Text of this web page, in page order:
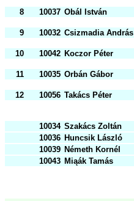
8
10037 Obál István
9
10032 Csizmadia András
10
10042 Koczor Péter
11
10035 Orbán Gábor
12
10056 Takács Péter
10034 Szakács Zoltán
10036 Huncsik László
10039 Németh Kornél
10043 Miąák Tamás